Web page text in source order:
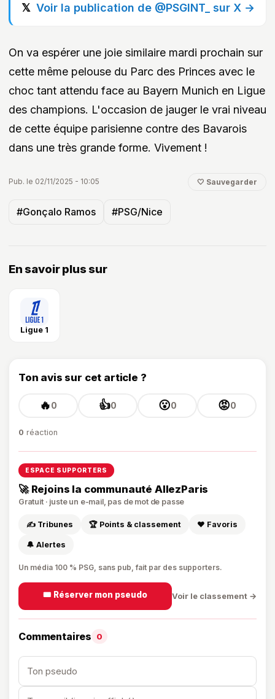
Voir la publication de @PSGINT_ sur X →
On va espérer une joie similaire mardi prochain sur
cette même pelouse du Parc des Princes avec le
choc tant attendu face au Bayern Munich en Ligue
des champions. L'occasion de jauger le vrai niveau
de cette équipe parisienne contre des Bavarois
dans une très grande forme. Vivement !
Pub. le 02/11/2025 - 10:05 🤍 Sauvegarder
#Gonçalo Ramos #PSG/Nice
En savoir plus sur
Ligue 1
Ton avis sur cet article ?
🔥0 👍0 😮0 😡0
0 réaction
ESPACE SUPPORTERS
🚀 Rejoins la communauté AllezParis
Gratuit · juste un e-mail, pas de mot de passe
✍️ Tribunes 🏆 Points & classement ❤️ Favoris
🔔 Alertes
Un média 100 % PSG, sans pub, fait par des supporters.
🎟️ Réserver mon pseudo Voir le classement →
Commentaires 0